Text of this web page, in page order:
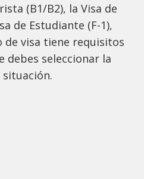
(B1/B2), la Visa de
de Estudiante (F-1),
de visa tiene requisitos
debes seleccionar la